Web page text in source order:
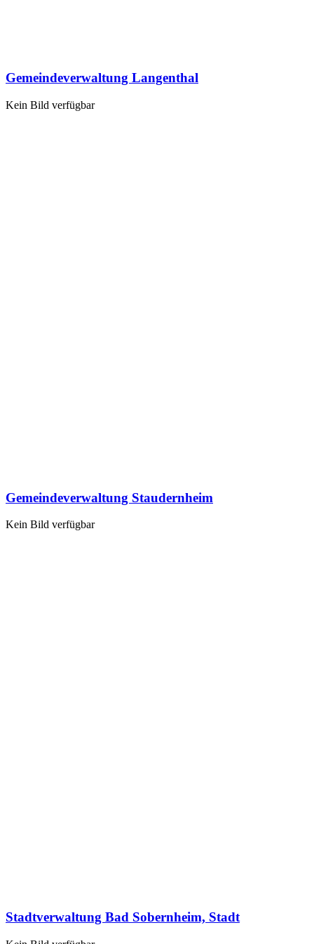
Gemeindeverwaltung Langenthal
Kein Bild verfügbar
Gemeindeverwaltung Staudernheim
Kein Bild verfügbar
Stadtverwaltung Bad Sobernheim, Stadt